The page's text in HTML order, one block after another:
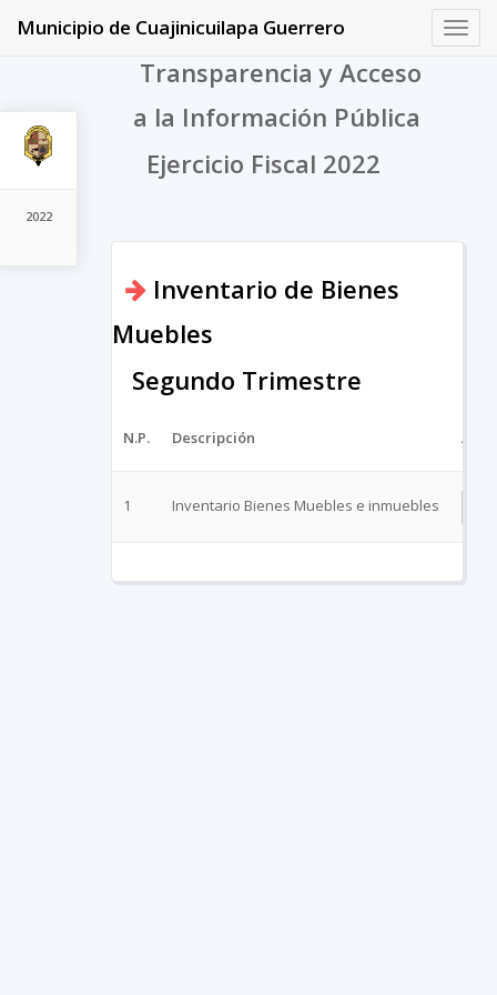
2022
Municipio de Cuajinicuilapa Guerrero
Transparencia y Acceso
a la Información Pública
Ejercicio Fiscal 2022
Inventario de Bienes
Muebles
Segundo Trimestre
N.P. Descripción
1 Inventario Bienes Muebles e inmuebles